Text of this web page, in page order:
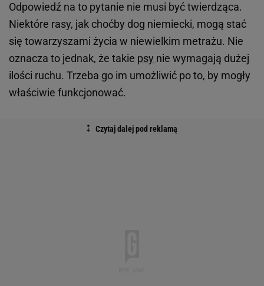
Odpowiedź na to pytanie nie musi być twierdząca.
Niektóre rasy, jak choćby dog niemiecki, mogą stać
się towarzyszami życia w niewielkim metrażu. Nie
oznacza to jednak, że takie psy nie wymagają dużej
ilości ruchu. Trzeba go im umożliwić po to, by mogły
właściwie funkcjonować.